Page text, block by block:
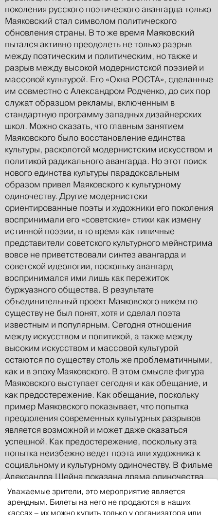
поколения русского поэтического авангарда только
Маяковский стал символом политического
обновления страны. В то же время Маяковский
пытался активно преодолеть не только разрыв
между поэтическим и политическим, но также и
разрыв между высокой модернистской поэзией и
массовой культурой. Его «Окна РОСТА», сделанные
им совместно с Александром Родченко, до сих пор
служат образцом рекламы, включенным в
стандартную программу западных дизайнерских
школ. Можно сказать, что главным занятием
Маяковского было восстановление единства
культуры, расколотой модернистским искусством и
политикой радикального авангарда. Но этот поиск
нового единства культуры парадоксальным
образом привел Маяковского к культурному
одиночеству. Другие модернистски
ориентированные поэты и художники его поколения
воспринимали его «советские» стихи как измену
истинной поэзии, в то время как типичные
представители советского культурного мейнстрима
вовсе не приветствовали синтез авангарда и
советской идеологии, поскольку авангард
воспринимался ими лишь как пережиток
буржуазного общества. В результате
объединительный проект Маяковского никем по
существу не был понят, хотя и сделал поэта
известным и популярным. Сегодня отношения
между искусством и политикой, а также между
высоким искусством и массовой культурой
остаются по существу столь же проблематичными,
как и в эпоху Маяковского. В этом смысле фигура
Маяковского выступает сегодня и как обещание, и
как предостережение. Как обещание, поскольку
пример Маяковского показывает, что попытка
преодоления современных культурных разрывов
является возможной и может даже оказаться
успешной. Как предостережение, поскольку эта
попытка неизбежно ведет поэта или художника к
социальному и культурному одиночеству. В фильме
Александра Шейна показана драма одиночества
поэта внутри ситуации социального успеха. В этом
смысле фильм этот не только о Маяковском, но,
скорее, о парадигматической судьбе поэта и
Уважаемые зрители, это мероприятие является
арендным. Билеты на него не продаются в наших
кассах – их можно купить только у организатора или